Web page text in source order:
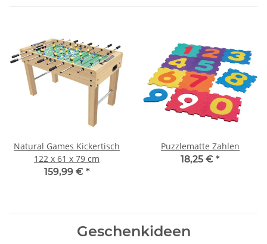
Natural Games Kickertisch
122 x 61 x 79 cm
159,99 € *
Puzzlematte Zahlen
18,25 € *
Geschenkideen